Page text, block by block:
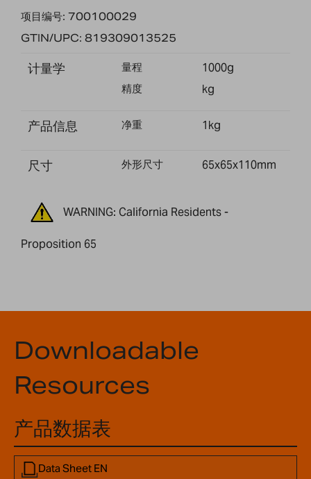
项目编号: 700100029
GTIN/UPC: 819309013525
计量学 量程 1000g
精度 kg
产品信息 净重 1kg
尺寸 外形尺寸 65x65x110mm
WARNING: California Residents -
Proposition 65
Downloadable
Resources
产品数据表
Data Sheet EN